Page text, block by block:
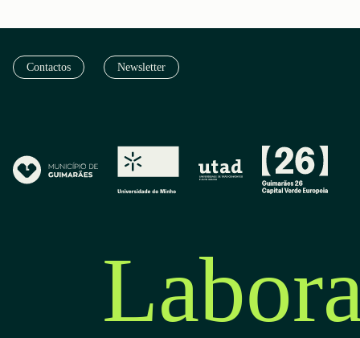
Contactos Newsletter